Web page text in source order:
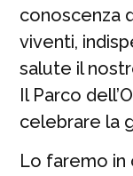
conoscenza
viventi,
salute il
Il Parco
celebrare la
Lo faremo in